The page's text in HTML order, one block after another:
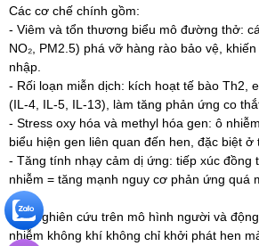
Các cơ chế chính gồm:
- Viêm và tổn thương biểu mô đường thở:
NO₂, PM2.5) phá vỡ hàng rào bảo vệ,
nhập.
- Rối loạn miễn dịch: kích hoạt tế bào Th2,
(IL-4, IL-5, IL-13), làm tăng phản ứng co
- Stress oxy hóa và methyl hóa gen: ô
biểu hiện gen liên quan đến hen, đặc biệt ở
- Tăng tính nhạy cảm dị ứng: tiếp xúc đồng
nhiễm = tăng mạnh nguy cơ phản ứng quá
Các nghiên cứu trên mô hình người và
nhiễm không khí không chỉ khởi phát hen